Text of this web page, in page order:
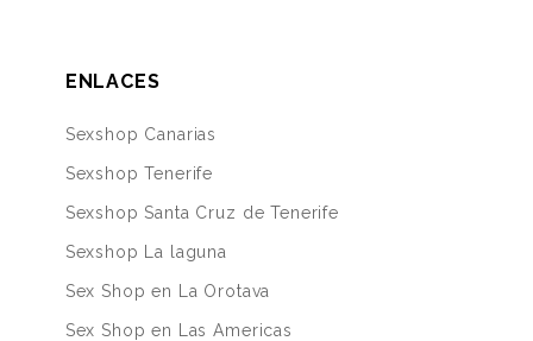
ENLACES
Sexshop Canarias
Sexshop Tenerife
Sexshop Santa Cruz de Tenerife
Sexshop La laguna
Sex Shop en La Orotava
Sex Shop en Las Americas